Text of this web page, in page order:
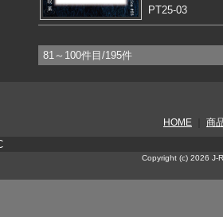
PT25-03
81～100件目/195件
HOME 商
Copyright (c) 2026 J-